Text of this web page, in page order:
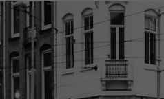
Nieuwstraat 35
2312 KA Leiden
+31(0)71 – 52 84 480
info@kunsthuisleiden.nl
Lees meer